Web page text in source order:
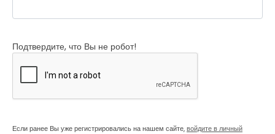
Подтвердите, что Вы не робот!
Если ранее Вы уже регистрировались на нашем сайте,войдите в личный